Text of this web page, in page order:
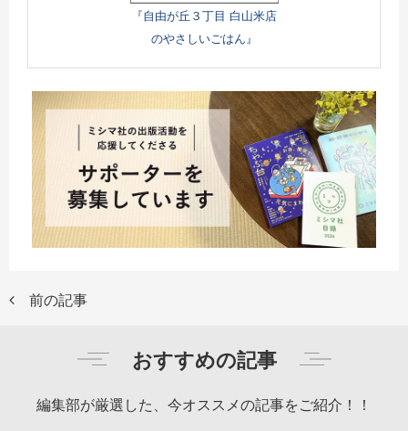
『自由が丘３丁目 白山米店
のやさしいごはん』
前の記事
おすすめの記事
編集部が厳選した、今オススメの記事をご紹介！！